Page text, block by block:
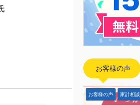
お客様の声
お客様の声 家計相談